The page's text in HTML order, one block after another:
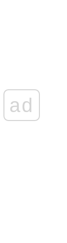
ad